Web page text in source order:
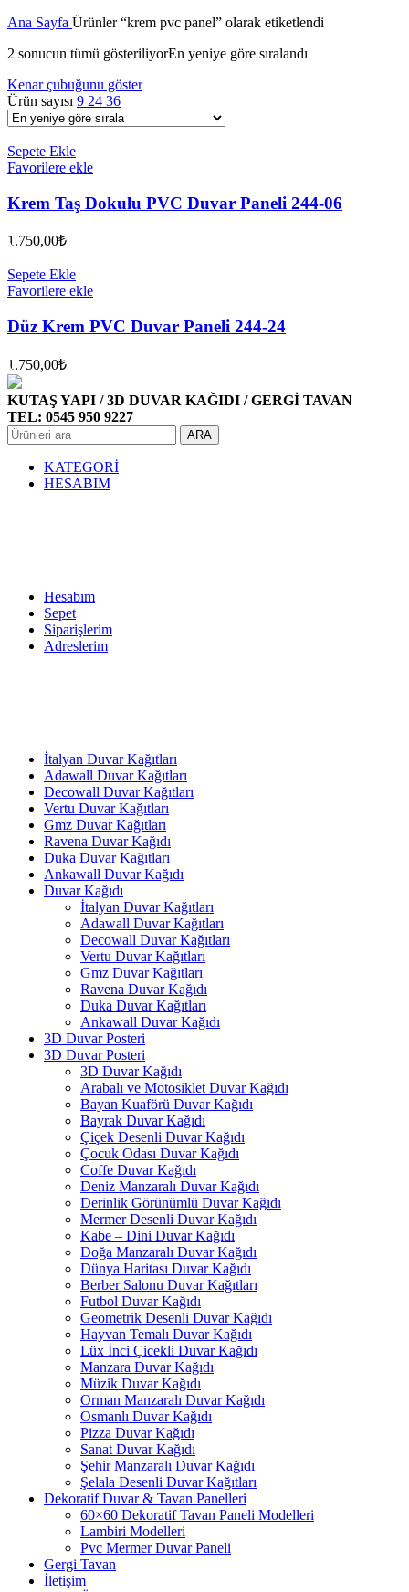
Ana Sayfa Ürünler “krem pvc panel” olarak etiketlendi
2 sonucun tümü gösteriliyorEn yeniye göre sıralandı
Kenar çubuğunu göster
Ürün sayısı 9 24 36
Sepete Ekle
Favorilere ekle
Krem Taş Dokulu PVC Duvar Paneli 244-06
1.750,00₺
Sepete Ekle
Favorilere ekle
Düz Krem PVC Duvar Paneli 244-24
1.750,00₺
KUTAŞ YAPI / 3D DUVAR KAĞIDI / GERGİ TAVAN
TEL: 0545 950 9227
ARA
KATEGORİ
HESABIM
Hesabım
Sepet
Siparişlerim
Adreslerim
İtalyan Duvar Kağıtları
Adawall Duvar Kağıtları
Decowall Duvar Kağıtları
Vertu Duvar Kağıtları
Gmz Duvar Kağıtları
Ravena Duvar Kağıdı
Duka Duvar Kağıtları
Ankawall Duvar Kağıdı
Duvar Kağıdı
İtalyan Duvar Kağıtları
Adawall Duvar Kağıtları
Decowall Duvar Kağıtları
Vertu Duvar Kağıtları
Gmz Duvar Kağıtları
Ravena Duvar Kağıdı
Duka Duvar Kağıtları
Ankawall Duvar Kağıdı
3D Duvar Posteri
3D Duvar Posteri
3D Duvar Kağıdı
Arabalı ve Motosiklet Duvar Kağıdı
Bayan Kuaförü Duvar Kağıdı
Bayrak Duvar Kağıdı
Çiçek Desenli Duvar Kağıdı
Çocuk Odası Duvar Kağıdı
Coffe Duvar Kağıdı
Deniz Manzaralı Duvar Kağıdı
Derinlik Görünümlü Duvar Kağıdı
Mermer Desenli Duvar Kağıdı
Kabe – Dini Duvar Kağıdı
Doğa Manzaralı Duvar Kağıdı
Dünya Haritası Duvar Kağıdı
Berber Salonu Duvar Kağıtları
Futbol Duvar Kağıdı
Geometrik Desenli Duvar Kağıdı
Hayvan Temalı Duvar Kağıdı
Lüx İnci Çicekli Duvar Kağıdı
Manzara Duvar Kağıdı
Müzik Duvar Kağıdı
Orman Manzaralı Duvar Kağıdı
Osmanlı Duvar Kağıdı
Pizza Duvar Kağıdı
Sanat Duvar Kağıdı
Şehir Manzaralı Duvar Kağıdı
Şelala Desenli Duvar Kağıtları
Dekoratif Duvar & Tavan Panelleri
60×60 Dekoratif Tavan Paneli Modelleri
Lambiri Modelleri
Pvc Mermer Duvar Paneli
Gergi Tavan
İletişim